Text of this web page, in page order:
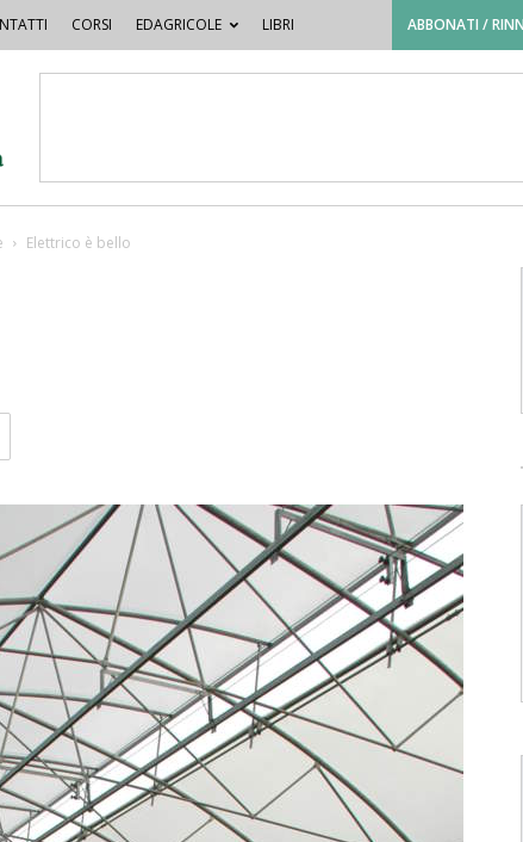
CORSI EDAGRICOLE LIBRI ABBONATI /
Elettrico è bello